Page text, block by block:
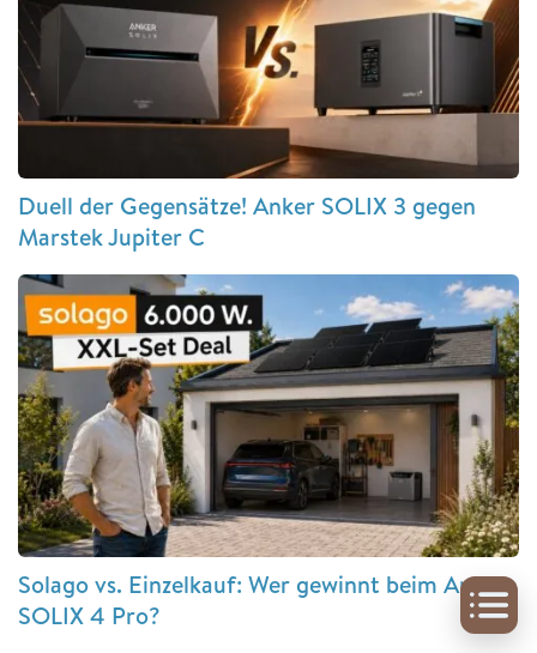
Duell der Gegensätze! Anker SOLIX 3 gegen
Marstek Jupiter C
Solago vs. Einzelkauf: Wer gewinnt beim Anker
SOLIX 4 Pro?